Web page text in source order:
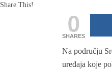
Share This!
0
SHARES
Na području
uređaja koje